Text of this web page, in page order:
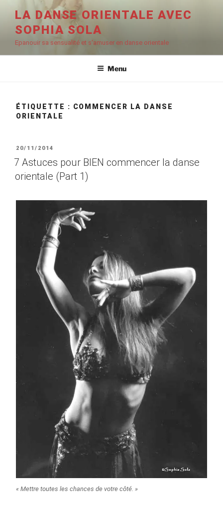
contenu
principal
LA DANSE ORIENTALE AVEC
SOPHIA SOLA
Epanouir sa sensualité et s'amuser en danse orientale
Menu
ÉTIQUETTE : COMMENCER LA DANSE
ORIENTALE
PUBLIÉ
LE
20/11/2014
7 Astuces pour BIEN commencer la danse
orientale (Part 1)
« Mettre toutes les chances de votre côté. »